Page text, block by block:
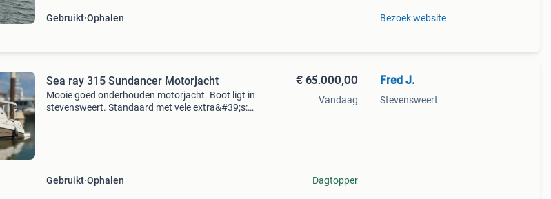
Gebruikt Ophalen Bezoek website
Sea ray 315 Sundancer Motorjacht
Mooie goed onderhouden motorjacht. Boot ligt in
stevensweert. Standaard met vele extra&#39;s:
Gebruikt Ophalen
€ 65.000,00
Vandaag
Dagtopper
Fred J.
Stevensweert